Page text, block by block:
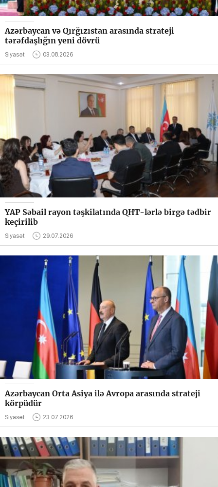
Azərbaycan və Qırğızıstan arasında strateji
tərəfdaşlığın yeni dövrü
Siyasət 03.08.2026
YAP Səbail rayon təşkilatında QHT-lərlə birgə tədbir
keçirilib
Siyasət 29.07.2026
Azərbaycan Orta Asiya ilə Avropa arasında strateji
körpüdür
Siyasət 23.07.2026